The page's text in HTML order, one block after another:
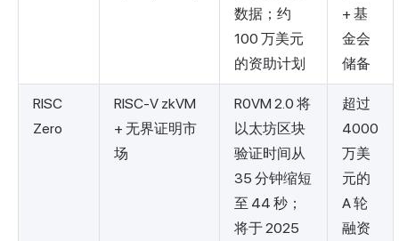
数据；约
100 万美元
的资助计划
+ 基
金会
储备
RISC
Zero
RISC-V zkVM
+ 无界证明市
场
R0VM 2.0 将
以太坊区块
验证时间从
35 分钟缩短
至 44 秒；
将于 2025
超过
4000
万美
元的
A 轮
融资